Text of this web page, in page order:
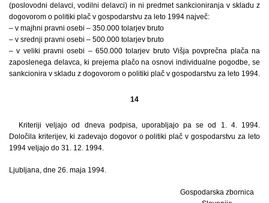
(poslovodni delavci, vodilni delavci) in ni predmet sankcioniranja v skladu z
dogovorom o politiki plač v gospodarstvu za leto 1994 največ:
– v majhni pravni osebi – 350.000 tolarjev bruto
– v srednji pravni osebi – 500.000 tolarjev bruto
– v veliki pravni osebi – 650.000 tolarjev bruto Višja povprečna plača na
zaposlenega delavca, ki prejema plačo na osnovi individualne pogodbe, se
sankcionira v skladu z dogovorom o politiki plač v gospodarstvu za leto 1994.
14
Kriteriji veljajo od dneva podpisa, uporabljajo pa se od 1. 4. 1994.
Določila kriterijev, ki zadevajo dogovor o politiki plač v gospodarstvu za leto
1994 veljajo do 31. 12. 1994.
Ljubljana, dne 26. maja 1994.
Gospodarska zbornica